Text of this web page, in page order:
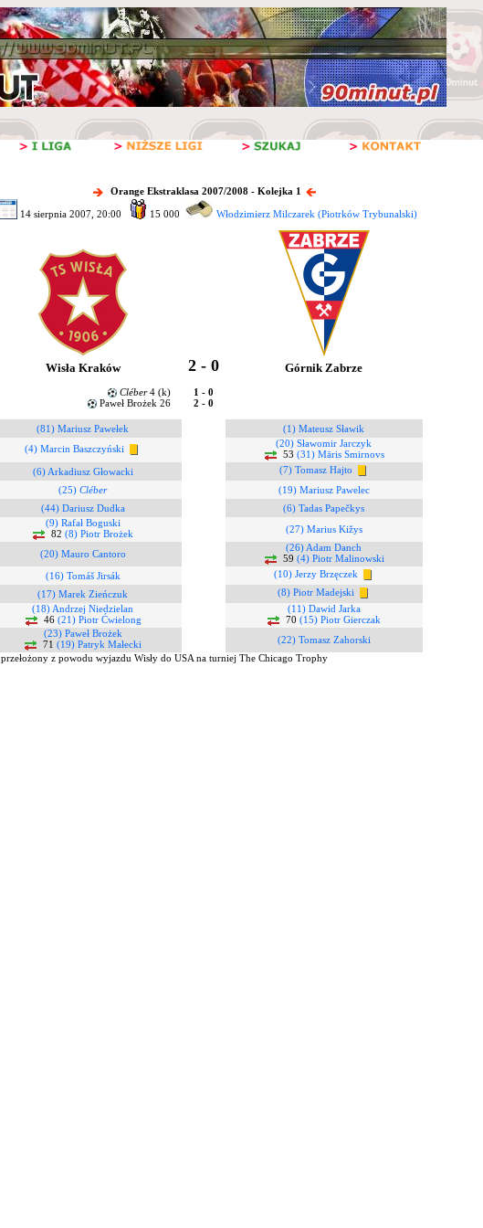
Orange Ekstraklasa 2007/2008 - Kolejka 1
14 sierpnia 2007, 20:00 15 000 Włodzimierz Milczarek (Piotrków Trybunalski)
Wisła Kraków 2 - 0 Górnik Zabrze
Cléber4 (k)
1 - 0
Paweł Brożek 26
2 - 0
(81) Mariusz Pawełek
(1) Mateusz Sławik
(4) Marcin Baszczyński
(20) Sławomir Jarczyk
53 (31) Māris Smirnovs
(6) Arkadiusz Głowacki
(7) Tomasz Hajto
(25) Cléber
(19) Mariusz Pawelec
(44) Dariusz Dudka
(6) Tadas Papečkys
(9) Rafał Boguski
82 (8) Piotr Brożek (27) Marius Kižys
(20) Mauro Cantoro
(26) Adam Danch
59 (4) Piotr Malinowski
(16) Tomáš Jirsák
(10) Jerzy Brzęczek
(17) Marek Zieńczuk
(8) Piotr Madejski
(18) Andrzej Niedzielan
46 (21) Piotr Ćwielong
(11) Dawid Jarka
70 (15) Piotr Gierczak
(23) Paweł Brożek
71 (19) Patryk Małecki
(22) Tomasz Zahorski
przełożony z powodu wyjazdu Wisły do USA na turniej The Chicago Trophy